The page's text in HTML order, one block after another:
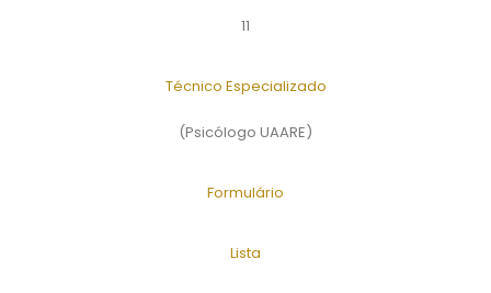
11
Técnico Especializado
(Psicólogo UAARE)
Formulário
Lista